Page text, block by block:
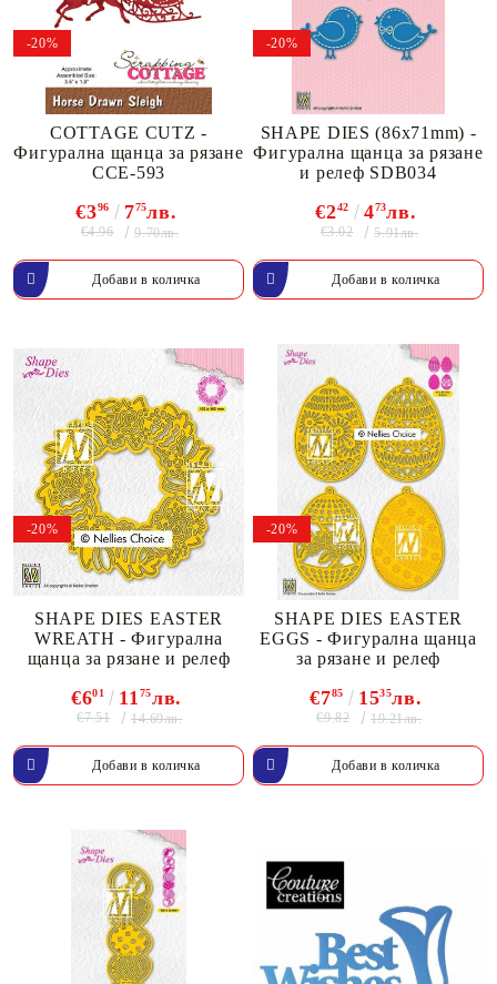
-20%
COTTAGE CUTZ -
Фигурална щанца за рязане
CCE-593
€396 775лв.
€4.96 9.70лв.
-20%
SHAPE DIES (86x71mm) -
Фигурална щанца за рязане
и релеф SDB034
€242 473лв.
€3.02 5.91лв.
-20%
SHAPE DIES EASTER
WREATH - Фигурална
щанца за рязане и релеф
€601 11 75лв.
€7.51 14.69лв.
-20%
SHAPE DIES EASTER
EGGS - Фигурална щанца
за рязане и релеф
€785 1535лв.
€9.82 19.21лв.